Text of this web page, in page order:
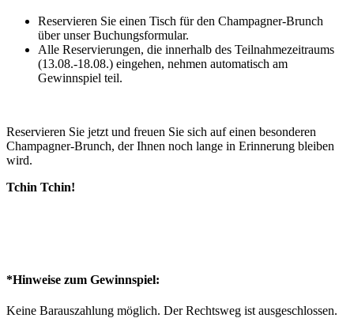
Reservieren Sie einen Tisch für den Champagner-Brunch
über unser Buchungsformular.
Alle Reservierungen, die innerhalb des Teilnahmezeitraums
(13.08.-18.08.) eingehen, nehmen automatisch am
Gewinnspiel teil.
Reservieren Sie jetzt und freuen Sie sich auf einen besonderen
Champagner-Brunch, der Ihnen noch lange in Erinnerung bleiben
wird.
Tchin Tchin!
*Hinweise zum Gewinnspiel:
Keine Barauszahlung möglich. Der Rechtsweg ist ausgeschlossen.